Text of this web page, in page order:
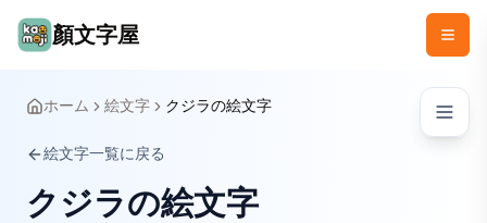
顏文字屋
ホーム 絵文字 クジラの絵文字
絵文字一覧に戻る
クジラの絵文字